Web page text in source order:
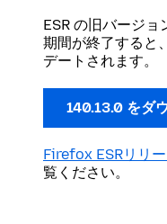
ESR の旧バージ
期間が終了すると
デートされます。
140.13.0 をダ
Firefox ESRリリ
覧ください。